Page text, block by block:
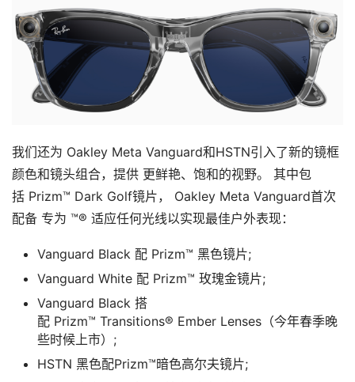
我们还为 Oakley Meta Vanguard和HSTN引入了新的镜框
颜色和镜头组合，提供 更鲜艳、饱和的视野。 其中包
括 Prizm™ Dark Golf镜片， Oakley Meta Vanguard首次
配备 专为 ™® 适应任何光线以实现最佳户外表现：
Vanguard Black 配 Prizm™ 黑色镜片;
Vanguard White 配 Prizm™ 玫瑰金镜片;
Vanguard Black 搭
配 Prizm™ Transitions® Ember Lenses（今年春季晚
些时候上市）;
HSTN 黑色配Prizm™暗色高尔夫镜片;